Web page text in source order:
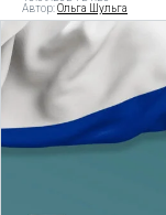
Автор:Ольга Шульга